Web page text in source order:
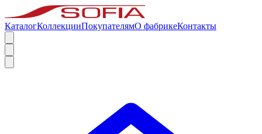
КаталогКоллекцииПокупателямО фабрикеКонтакты